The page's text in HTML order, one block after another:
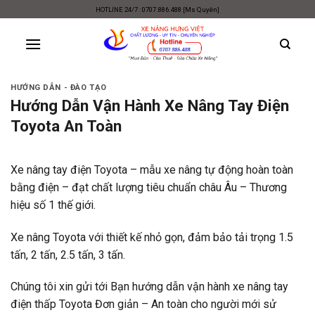
content
HOTLINE 24/7 : 0707.886.488 [Ms Quyên]
HƯỚNG DẪN - ĐÀO TẠO
Hướng Dẫn Vận Hành Xe Nâng Tay Điện
Toyota An Toàn
Xe nâng tay điện Toyota – mẫu xe nâng tự động hoàn toàn
bằng điện – đạt chất lượng tiêu chuẩn châu Âu – Thương
hiệu số 1 thế giới.
Xe nâng Toyota với thiết kế nhỏ gọn, đảm bảo tải trọng 1.5
tấn, 2 tấn, 2.5 tấn, 3 tấn.
Chúng tôi xin gửi tới Bạn hướng dẫn vận hành xe nâng tay
điện thấp Toyota Đơn giản – An toàn cho người mới sử